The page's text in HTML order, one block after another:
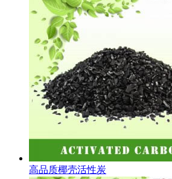
高品质椰壳活性炭